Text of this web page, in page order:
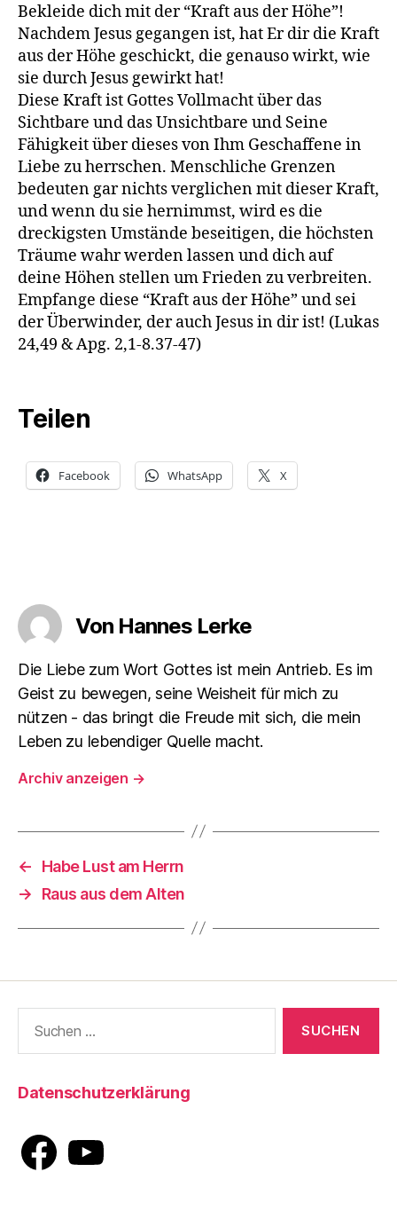
Bekleide dich mit der “Kraft aus der Höhe”!
Nachdem Jesus gegangen ist, hat Er dir die Kraft
aus der Höhe geschickt, die genauso wirkt, wie
sie durch Jesus gewirkt hat!
Diese Kraft ist Gottes Vollmacht über das
Sichtbare und das Unsichtbare und Seine
Fähigkeit über dieses von Ihm Geschaffene in
Liebe zu herrschen. Menschliche Grenzen
bedeuten gar nichts verglichen mit dieser Kraft,
und wenn du sie hernimmst, wird es die
dreckigsten Umstände beseitigen, die höchsten
Träume wahr werden lassen und dich auf
deine Höhen stellen um Frieden zu verbreiten.
Empfange diese “Kraft aus der Höhe” und sei
der Überwinder, der auch Jesus in dir ist! (Lukas
24,49 & Apg. 2,1-8.37-47)
Teilen
Facebook WhatsApp X
Von Hannes Lerke
Die Liebe zum Wort Gottes ist mein Antrieb. Es im
Geist zu bewegen, seine Weisheit für mich zu
nützen - das bringt die Freude mit sich, die mein
Leben zu lebendiger Quelle macht.
Archiv anzeigen →
←
Habe Lust am Herrn
→
Raus aus dem Alten
nach:
Datenschutzerklärung
FacebookYouTube